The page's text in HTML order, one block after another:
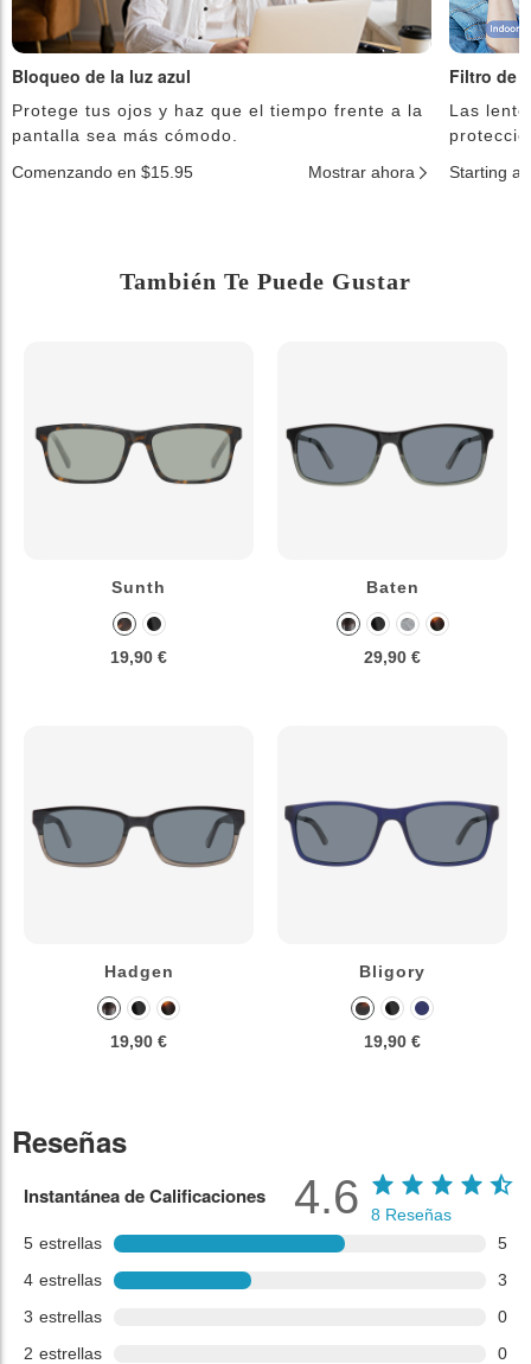
Bloqueo de la luz azul
Protege tus ojos y haz que el tiempo frente a la
pantalla sea más cómodo.
Comenzando en $15.95
Mostrar ahora
Filtro de
Las
Starting at
También Te Puede Gustar
Sunth
19,90 €
Baten
29,90 €
Hadgen
19,90 €
Bligory
19,90 €
Reseñas
Instantánea de Calificaciones
5 estrellas
5
4 estrellas
3
3 estrellas
0
2 estrellas
0
4.6 8 Reseñas